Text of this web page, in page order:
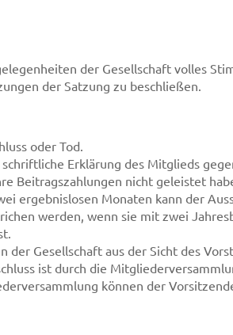
der Gesellschaft volles
der Satzung zu beschließen.
oder Tod.
Erklärung des Mitglieds
Beitragszahlungen nicht geleistet
ergebnislosen Monaten kann der
werden, wenn sie mit zwei
Gesellschaft aus der Sicht des
ist durch die
können der